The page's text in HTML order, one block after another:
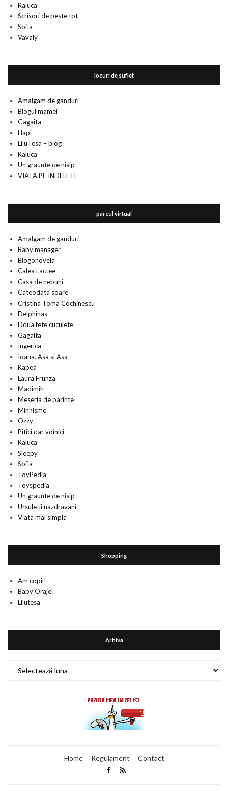
Raluca
Scrisori de peste tot
Sofia
Vavaly
locuri de suflet
Amalgam de ganduri
Blogul mamei
Gagaita
Hapi
LiluTesa – blog
Raluca
Un graunte de nisip
VIATA PE INDELETE
parcul virtual
Amalgam de ganduri
Baby manager
Blogonovela
Calea Lactee
Casa de nebuni
Cateodata soare
Cristina Toma Cochinescu
Delphinas
Doua fete cucuiete
Gagaita
Ingerica
Ioana. Asa si Asa
Kabea
Laura Frunza
Madimih
Meseria de parinte
Mihnisme
Ozzy
Pitici dar voinici
Raluca
Sleepy
Sofia
ToyPedia
Toyspedia
Un graunte de nisip
Ursuletii nazdravani
Viata mai simpla
Shopping
Am copil
Baby Orajel
Lilutesa
Arhiva
Home Regulament Contact